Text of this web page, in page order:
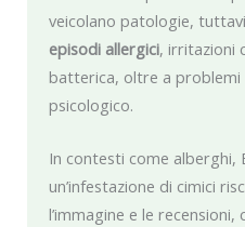
veicolano patologie,
episodi allergici, irritazioni
batterica, oltre a
psicologico.
In contesti come alberghi,
un’infestazione di cimici
l’immagine e le